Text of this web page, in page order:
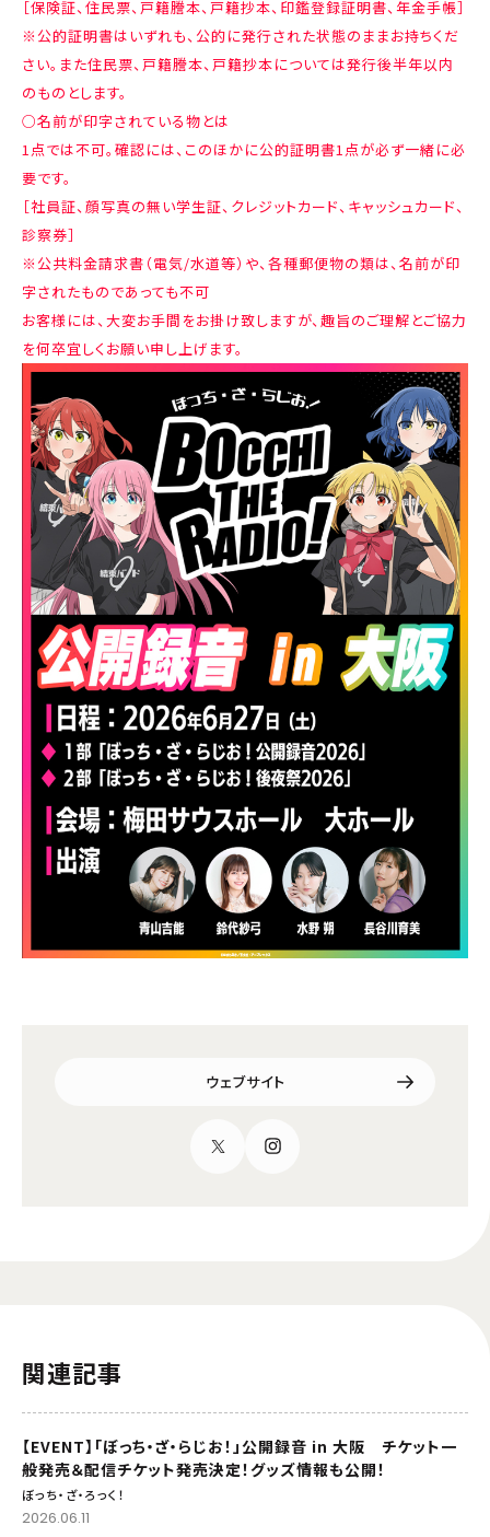
［保険証、住民票、戸籍謄本、戸籍抄本、印鑑登録証明書、年金手帳］
※公的証明書はいずれも、公的に発行された状態のままお持ちくだ
さい。また住民票、戸籍謄本、戸籍抄本については発行後半年以内
のものとします。
○名前が印字されている物とは
1点では不可。確認には、このほかに公的証明書1点が必ず一緒に必
要です。
［社員証、顔写真の無い学生証、クレジットカード、キャッシュカード、
診察券］
※公共料金請求書（電気/水道等）や、各種郵便物の類は、名前が印
字されたものであっても不可
お客様には、大変お手間をお掛け致しますが、趣旨のご理解とご協力
を何卒宜しくお願い申し上げます。
ウェブサイト
関連記事
【EVENT】「ぼっち・ざ・らじお！」公開録音 in 大阪 チケット一
般発売＆配信チケット発売決定！グッズ情報も公開！
ぼっち・ざ・ろっく！
2026.06.11